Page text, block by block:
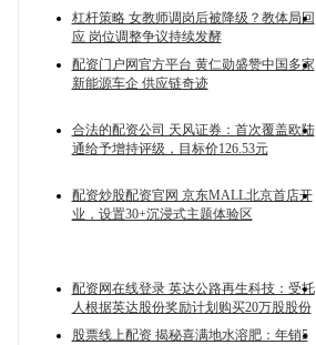
杠杆策略 女教师调岗后被降级？教体局回
应 岗位调整争议持续发酵
配资门户网官方平台 黄仁勋盛赞中国多家
新能源车企 供应链奇迹
合法的配资公司 天风证券：首次覆盖欧陆
通给予增持评级，目标价126.53元
配资炒股配资官网 京东MALL北京首店开
业，设置30+沉浸式主题体验区
配资网在线登录 英达公路再生科技：受托
人根据英达股份奖励计划购买20万股股份
股票线上配资 揭秘喜满地水溶肥：年销5